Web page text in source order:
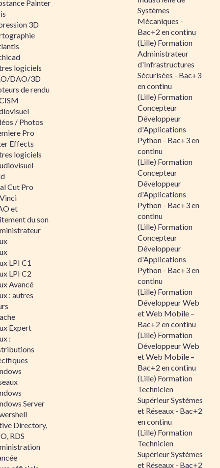
Painter
3D
logiciels
DAO/3D
de rendu
/ Photos
Pro
Effects
logiciels
Cut Pro
et
du son
LPI C1
LPI C2
Avancé
: autres
Expert
:
Server
Directory,
RDS
Systèmes
Mécaniques -
Bac+2 en continu
(Lille) Formation
Administrateur
d'Infrastructures
Sécurisées - Bac+3
en continu
(Lille) Formation
Concepteur
Développeur
d'Applications
Python - Bac+3 en
continu
(Lille) Formation
Concepteur
Développeur
d'Applications
Python - Bac+3 en
continu
(Lille) Formation
Concepteur
Développeur
d'Applications
Python - Bac+3 en
continu
(Lille) Formation
Développeur Web
et Web Mobile –
Bac+2 en continu
(Lille) Formation
Développeur Web
et Web Mobile –
Bac+2 en continu
(Lille) Formation
Technicien
Supérieur Systèmes
et Réseaux - Bac+2
en continu
(Lille) Formation
Technicien
Supérieur Systèmes
et Réseaux - Bac+2